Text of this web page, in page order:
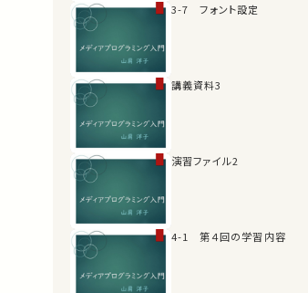
3-7 フォント設定
講義資料3
演習ファイル2
4-1 第４回の学習内容